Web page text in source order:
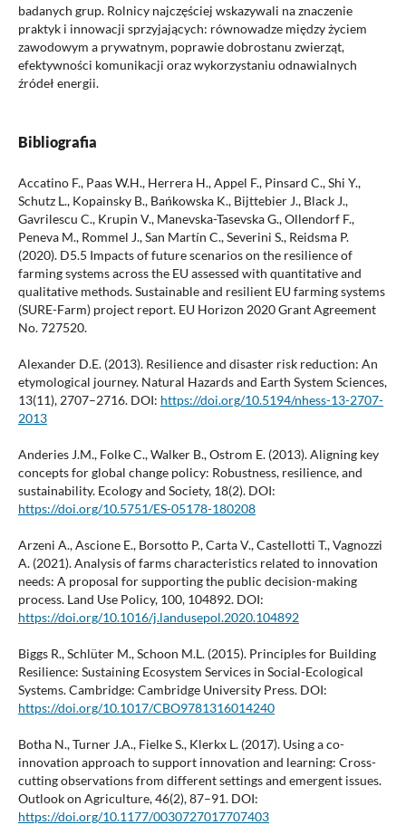
badanych grup. Rolnicy najczęściej wskazywali na znaczenie
praktyk i innowacji sprzyjających: równowadze między życiem
zawodowym a prywatnym, poprawie dobrostanu zwierząt,
efektywności komunikacji oraz wykorzystaniu odnawialnych
źródeł energii.
Bibliografia
Accatino F., Paas W.H., Herrera H., Appel F., Pinsard C., Shi Y.,
Schutz L., Kopainsky B., Bańkowska K., Bijttebier J., Black J.,
Gavrilescu C., Krupin V., Manevska-Tasevska G., Ollendorf F.,
Peneva M., Rommel J., San Martín C., Severini S., Reidsma P.
(2020). D5.5 Impacts of future scenarios on the resilience of
farming systems across the EU assessed with quantitative and
qualitative methods. Sustainable and resilient EU farming systems
(SURE-Farm) project report. EU Horizon 2020 Grant Agreement
No. 727520.
Alexander D.E. (2013). Resilience and disaster risk reduction: An
etymological journey. Natural Hazards and Earth System Sciences,
13(11), 2707–2716. DOI: https://doi.org/10.5194/nhess-13-2707-
2013
Anderies J.M., Folke C., Walker B., Ostrom E. (2013). Aligning key
concepts for global change policy: Robustness, resilience, and
sustainability. Ecology and Society, 18(2). DOI:
https://doi.org/10.5751/ES-05178-180208
Arzeni A., Ascione E., Borsotto P., Carta V., Castellotti T., Vagnozzi
A. (2021). Analysis of farms characteristics related to innovation
needs: A proposal for supporting the public decision-making
process. Land Use Policy, 100, 104892. DOI:
https://doi.org/10.1016/j.landusepol.2020.104892
Biggs R., Schlüter M., Schoon M.L. (2015). Principles for Building
Resilience: Sustaining Ecosystem Services in Social-Ecological
Systems. Cambridge: Cambridge University Press. DOI:
https://doi.org/10.1017/CBO9781316014240
Botha N., Turner J.A., Fielke S., Klerkx L. (2017). Using a co-
innovation approach to support innovation and learning: Cross-
cutting observations from different settings and emergent issues.
Outlook on Agriculture, 46(2), 87–91. DOI:
https://doi.org/10.1177/0030727017707403